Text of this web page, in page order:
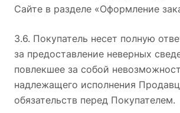
Сайте в разделе «Оформление
3.6. Покупатель несет полную
за предоставление неверных
повлекшее за собой
надлежащего исполнения
обязательств перед Покупателем.